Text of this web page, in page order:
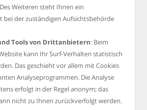
Weiteren steht Ihnen ein
bei der zuständigen Aufsichtsbehörde
Tools von Drittanbietern: Beim
kann Ihr Surf-Verhalten statistisch
Das geschieht vor allem mit Cookies
Analyseprogrammen. Die Analyse
erfolgt in der Regel anonym; das
nicht zu Ihnen zurückverfolgt werden.